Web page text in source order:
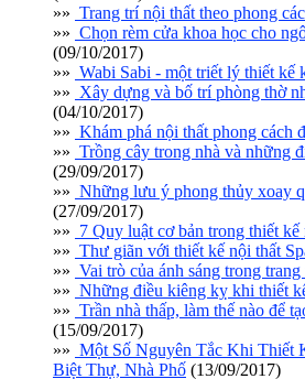
»» Trang trí nội thất theo phong
»» Chọn rèm cửa khoa học cho
(09/10/2017)
»» Wabi Sabi - một triết lý thiết kế
»» Xây dựng và bố trí phòng thờ
(04/10/2017)
»» Khám phá nội thất phong cách
»» Trồng cây trong nhà và những
(29/09/2017)
»» Những lưu ý phong thủy xoay
(27/09/2017)
»» 7 Quy luật cơ bản trong thiết kế
»» Thư giãn với thiết kế nội thất
»» Vai trò của ánh sáng trong
»» Những điều kiêng kỵ khi thiết
»» Trần nhà thấp, làm thế nào để
(15/09/2017)
»» Một Số Nguyên Tắc Khi Thiết
Biệt Thự, Nhà Phố (13/09/2017)